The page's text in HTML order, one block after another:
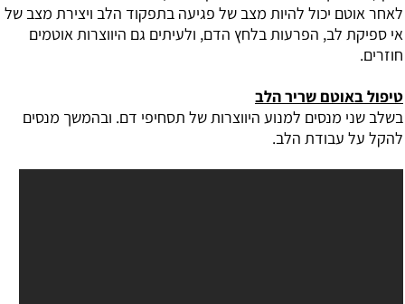
לאחר אוטם יכול להיות מצב של פגיעה בתפקוד הלב ויצירת מצב של
אי ספיקת לב, הפרעות בלחץ הדם, ולעיתים גם היווצרות אוטמים
חוזרים.
טיפול באוטם שריר הלב
בשלב שני מנסים למנוע היווצרות של תסחיפי דם. ובהמשך מנסים
להקל על עבודת הלב.